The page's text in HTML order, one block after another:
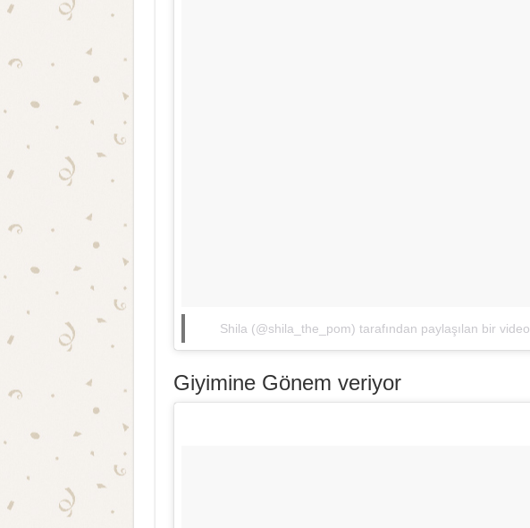
Shila (@shila_the_pom) tarafından paylaşılan bir video
Giyimine Gönem veriyor